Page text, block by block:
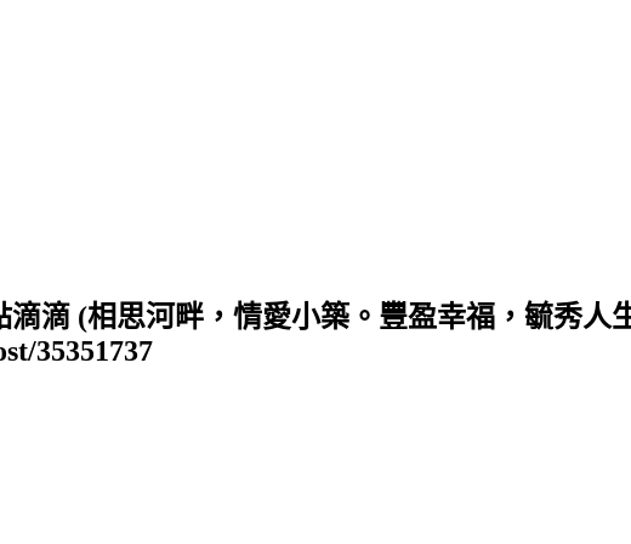
滴 (相思河畔，情愛小築。豐盈幸福，毓秀人
35351737